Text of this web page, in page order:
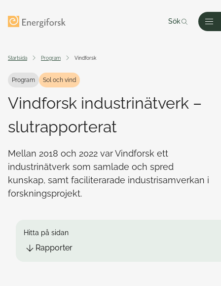
Sök
Startsida Program Vindforsk
Program Sol och vind
Vindforsk industrinätverk –
slutrapporterat
Mellan 2018 och 2022 var Vindforsk ett
industrinätverk som samlade och spred
kunskap, samt faciliterarade industrisamverkan i
forskningsprojekt.
Hitta på sidan
Rapporter